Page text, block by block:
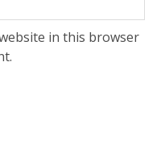
in this browser